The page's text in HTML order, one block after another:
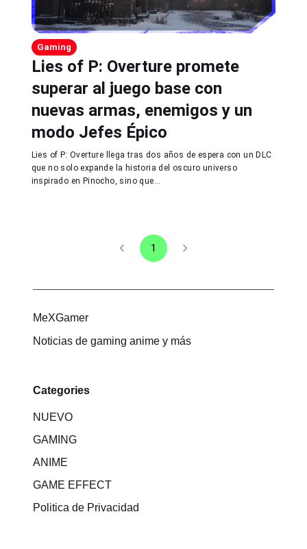
Gaming
Lies of P: Overture promete
superar al juego base con
nuevas armas, enemigos y un
modo Jefes Épico
Lies of P: Overture llega tras dos años de espera con un DLC
que no solo expande la historia del oscuro universo
inspirado en Pinocho, sino que...
1
MeXGamer
Noticias de gaming anime y más
Categories
NUEVO
GAMING
ANIME
GAME EFFECT
Politica de Privacidad